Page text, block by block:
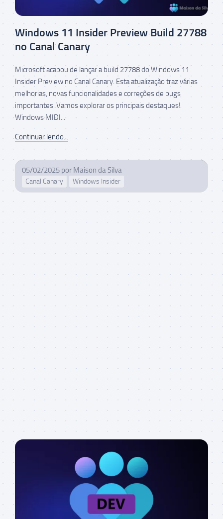
Windows 11 Insider Preview Build 27788
no Canal Canary
Microsoft acabou de lançar a build 27788 do Windows 11
Insider Preview no Canal Canary. Esta atualização traz várias
melhorias, novas funcionalidades e correções de bugs
importantes. Vamos explorar os principais destaques!
Windows MIDI...
Continuar lendo...
05/02/2025 por Maison da Silva
Canal Canary Windows Insider